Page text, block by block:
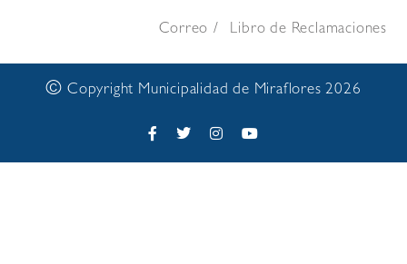
Correo Libro de Reclamaciones
© Copyright Municipalidad de Miraflores 2026